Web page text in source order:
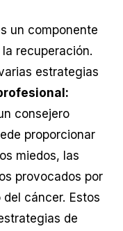
un componente
recuperación.
estrategias
consejero
proporcionar
miedos, las
provocados por
cáncer. Estos
de